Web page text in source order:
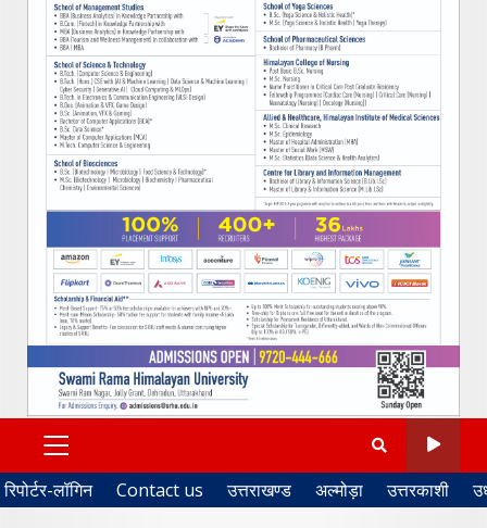
PRIMARY
MENU
रिपोर्टर-लॉगिन Contact us उत्तराखण्ड अल्मोड़ा उत्तरकाशी